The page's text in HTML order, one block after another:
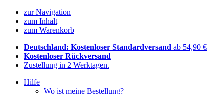
zur Navigation
zum Inhalt
zum Warenkorb
Deutschland: Kostenloser Standardversand ab 54,90 €
Kostenloser Rückversand
Zustellung in 2 Werktagen.
Hilfe
Wo ist meine Bestellung?